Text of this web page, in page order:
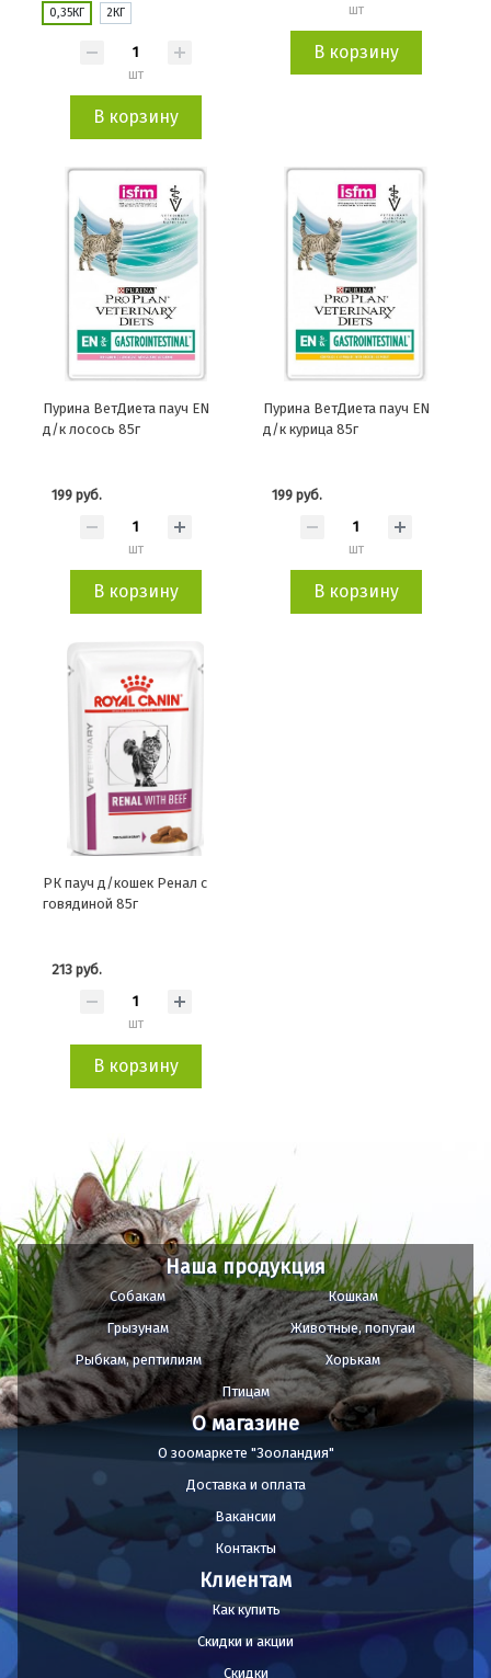
0,35КГ 2КГ
шт
В корзину
шт
В корзину
Пурина ВетДиета пауч EN
д/к лосось 85г
199 руб.
шт
В корзину
Пурина ВетДиета пауч EN
д/к курица 85г
199 руб.
шт
В корзину
РК пауч д/кошек Ренал с
говядиной 85г
213 руб.
шт
В корзину
Наша продукция
Собакам
Кошкам
Грызунам
Животные, попугаи
Рыбкам, рептилиям
Хорькам
Птицам
О магазине
О зоомаркете "Зооландия"
Доставка и оплата
Вакансии
Контакты
Клиентам
Как купить
Скидки и акции
Скидки